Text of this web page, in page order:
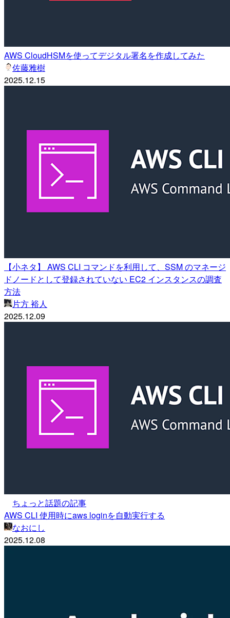
AWS CloudHSMを使ってデジタル署名を作成してみた
佐藤雅樹
2025.12.15
【小ネタ】 AWS CLI コマンドを利用して、SSM のマネージ
ドノードとして登録されていない EC2 インスタンスの調査
方法
片方 裕人
2025.12.09
ちょっと話題の記事
AWS CLI 使用時にaws loginを自動実行する
なおにし
2025.12.08